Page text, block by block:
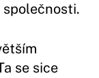
společnosti.
se sice